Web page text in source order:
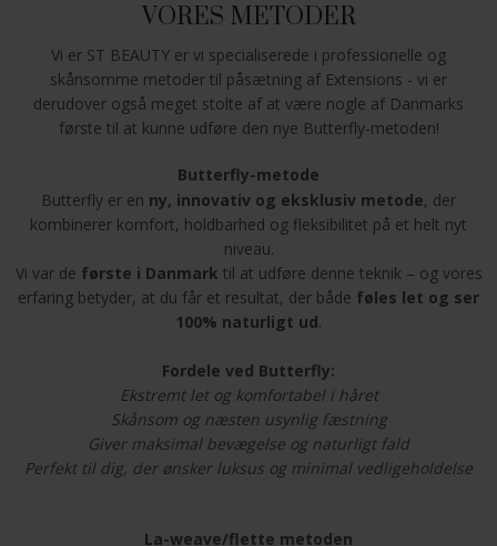
VORES METODER
Vi er ST BEAUTY er vi specialiserede i professionelle og
skånsomme metoder til påsætning af Extensions - vi er
derudover også meget stolte af at være nogle af Danmarks
første til at kunne udføre den nye Butterfly-metoden!
Butterfly-metode
Butterfly er en ny, innovativ og eksklusiv metode, der
kombinerer komfort, holdbarhed og fleksibilitet på et helt nyt
niveau.
Vi var de første i Danmark til at udføre denne teknik – og vores
erfaring betyder, at du får et resultat, der både føles let og ser
100% naturligt ud.
Fordele ved Butterfly:
Ekstremt let og komfortabel i håret
Skånsom og næsten usynlig fæstning
Giver maksimal bevægelse og naturligt fald
Perfekt til dig, der ønsker luksus og minimal vedligeholdelse
La-weave/flette metoden